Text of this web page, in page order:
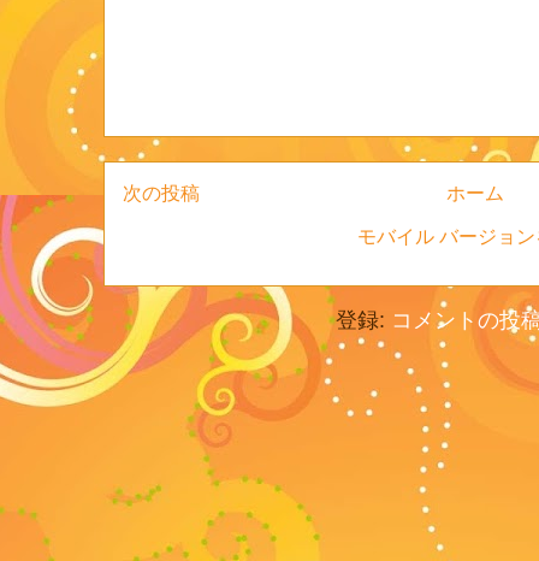
次の投稿 ホーム
モバイル バージョ
登録: コメントの投